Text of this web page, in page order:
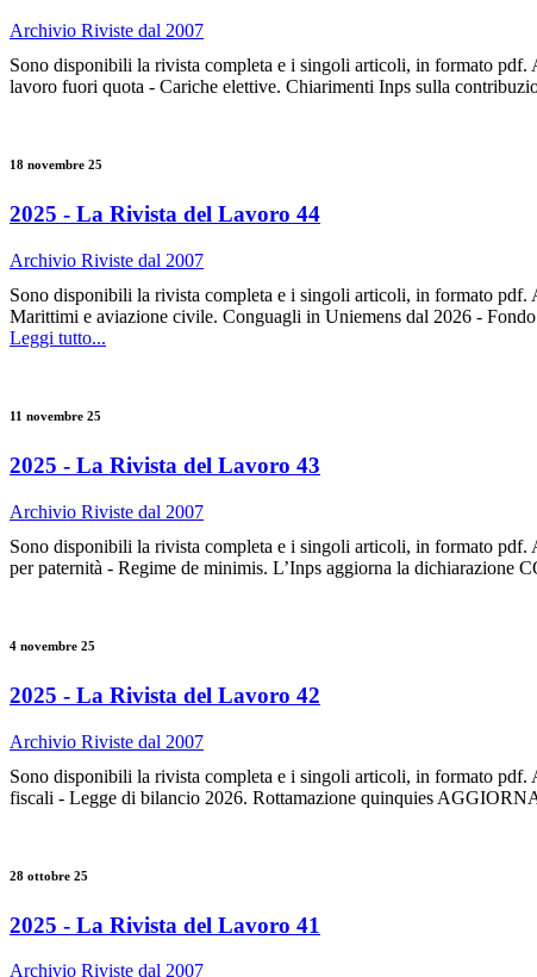
Archivio Riviste dal 2007
Sono disponibili la rivista completa e i singoli articoli, in formato
lavoro fuori quota - Cariche elettive. Chiarimenti Inps sulla
18 novembre 25
2025 - La Rivista del Lavoro 44
Archivio Riviste dal 2007
Sono disponibili la rivista completa e i singoli articoli, in formato
Marittimi e aviazione civile. Conguagli in Uniemens dal 2026 -
Leggi tutto...
11 novembre 25
2025 - La Rivista del Lavoro 43
Archivio Riviste dal 2007
Sono disponibili la rivista completa e i singoli articoli, in formato
per paternità - Regime de minimis. L’Inps aggiorna la
4 novembre 25
2025 - La Rivista del Lavoro 42
Archivio Riviste dal 2007
Sono disponibili la rivista completa e i singoli articoli, in formato
fiscali - Legge di bilancio 2026. Rottamazione quinquies
28 ottobre 25
2025 - La Rivista del Lavoro 41
Archivio Riviste dal 2007